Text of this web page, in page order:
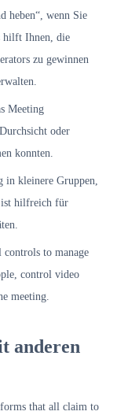
heben“, wenn Sie
hilft Ihnen, die
zu gewinnen
Meeting
oder
konnten.
in kleinere Gruppen,
ist hilfreich für
controls to manage
control video
meeting.
anderen
that all claim to